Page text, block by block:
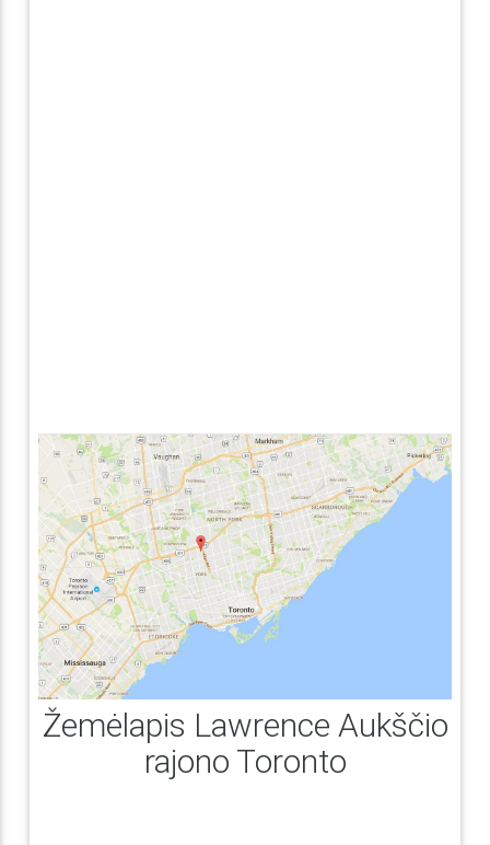
Žemėlapis Lawrence Aukščio
rajono Toronto